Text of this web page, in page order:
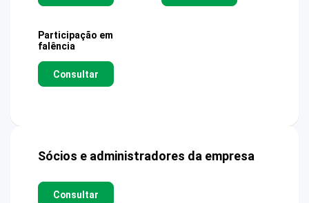
Participação em
falência
Consultar
Sócios e administradores da empresa
Consultar